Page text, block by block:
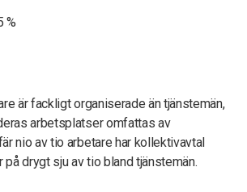
%
är fackligt organiserade än tjänstemän,
arbetsplatser omfattas av
nio av tio arbetare har kollektivavtal
drygt sju av tio bland tjänstemän.